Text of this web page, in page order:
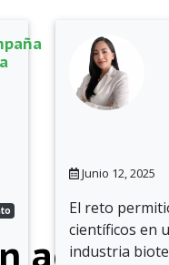
Junio 12, 2025
El reto
científicos en
industria